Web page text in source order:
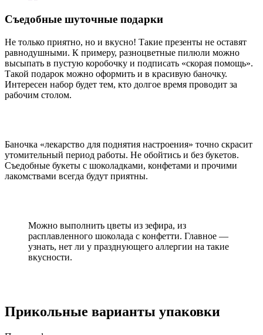
Съедобные шуточные подарки
Не только приятно, но и вкусно! Такие презенты не оставят
равнодушными. К примеру, разноцветные пилюли можно
высыпать в пустую коробочку и подписать «скорая помощь».
Такой подарок можно оформить и в красивую баночку.
Интересен набор будет тем, кто долгое время проводит за
рабочим столом.
Баночка «лекарство для поднятия настроения» точно скрасит
утомительный период работы. Не обойтись и без букетов.
Съедобные букеты с шоколадками, конфетами и прочими
лакомствами всегда будут приятны.
Можно выполнить цветы из зефира, из
расплавленного шоколада с конфетти. Главное —
узнать, нет ли у празднующего аллергии на такие
вкусности.
Прикольные варианты упаковки